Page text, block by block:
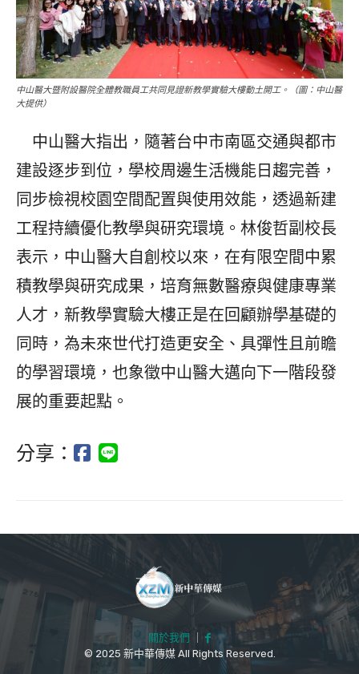
中山醫大暨附設醫院全體教職員工共同見證新教學實驗大樓動土開工。（圖：中山醫
大提供）
中山醫大指出，隨著台中市南區交通與都市
建設逐步到位，學校周邊生活機能日趨完善，
同步檢視校園空間配置與使用效能，透過新建
工程持續優化教學與研究環境。林俊哲副校長
表示，中山醫大自創校以來，在有限空間中累
積教學與研究成果，培育無數醫療與健康專業
人才，新教學實驗大樓正是在回顧辦學基礎的
同時，為未來世代打造更安全、具彈性且前瞻
的學習環境，也象徵中山醫大邁向下一階段發
展的重要起點。
分享：
關於我們
｜
© 2025 新中華傳媒 All Rights Reserved.